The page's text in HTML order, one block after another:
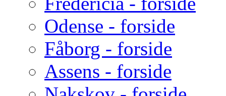
Odense - forside
Fåborg - forside
Assens - forside